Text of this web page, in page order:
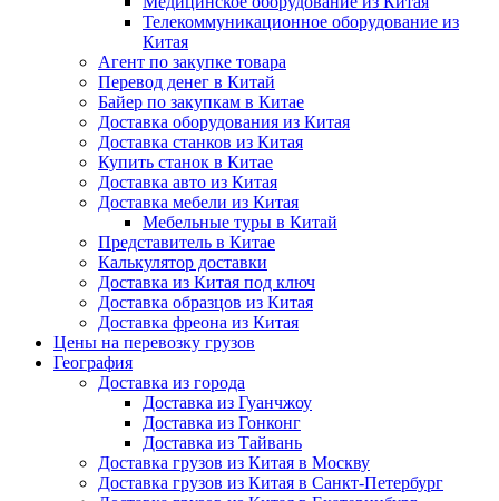
Телекоммуникационное оборудование из
Китая
Агент по закупке товара
Перевод денег в Китай
Байер по закупкам в Китае
Доставка оборудования из Китая
Доставка станков из Китая
Купить станок в Китае
Доставка авто из Китая
Доставка мебели из Китая
Мебельные туры в Китай
Представитель в Китае
Калькулятор доставки
Доставка из Китая под ключ
Доставка образцов из Китая
Доставка фреона из Китая
Цены на перевозку грузов
География
Доставка из города
Доставка из Гуанчжоу
Доставка из Гонконг
Доставка из Тайвань
Доставка грузов из Китая в Москву
Доставка грузов из Китая в Санкт-Петербург